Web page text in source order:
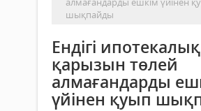
шықпайды
Ендігі ипотекалық
қарызын төлей
алмағандарды
үйінен қуып